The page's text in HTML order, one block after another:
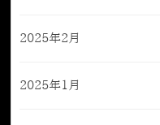
2025年2月
2025年1月